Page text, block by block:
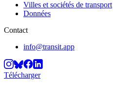
Villes et sociétés de transport
Données
Contact
info@transit.app
Télécharger